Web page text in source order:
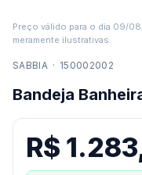
Preço válido para o dia 09/
meramente ilustrativas.
SABBIA · 150002002
Bandeja
R$